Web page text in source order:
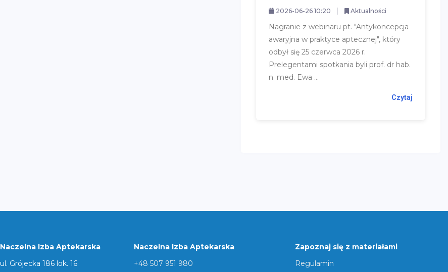
2026-06-26 10:20 Aktualności
Nagranie z webinaru pt. "Antykoncepcja
awaryjna w praktyce aptecznej", który
odbył się 25 czerwca 2026 r.
Prelegentami spotkania byli prof. dr hab.
n. med. Ewa ...
Czytaj
Naczelna Izba Aptekarska
ul. Grójecka 186 lok. 16
Naczelna Izba Aptekarska
+48 507 951 980
Zapoznaj się z materiałami
Regulamin